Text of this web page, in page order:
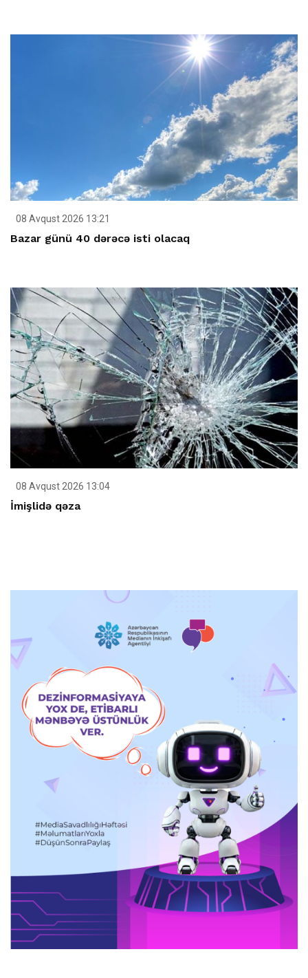
08 Avqust 2026 13:21
Bazar günü 40 dərəcə isti olacaq
08 Avqust 2026 13:04
İmişlidə qəza